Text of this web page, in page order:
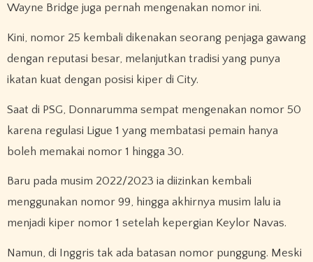
Wayne Bridge juga pernah mengenakan nomor ini.
Kini, nomor 25 kembali dikenakan seorang penjaga gawang
dengan reputasi besar, melanjutkan tradisi yang punya
ikatan kuat dengan posisi kiper di City.
Saat di PSG, Donnarumma sempat mengenakan nomor 50
karena regulasi Ligue 1 yang membatasi pemain hanya
boleh memakai nomor 1 hingga 30.
Baru pada musim 2022/2023 ia diizinkan kembali
menggunakan nomor 99, hingga akhirnya musim lalu ia
menjadi kiper nomor 1 setelah kepergian Keylor Navas.
Namun, di Inggris tak ada batasan nomor punggung. Meski